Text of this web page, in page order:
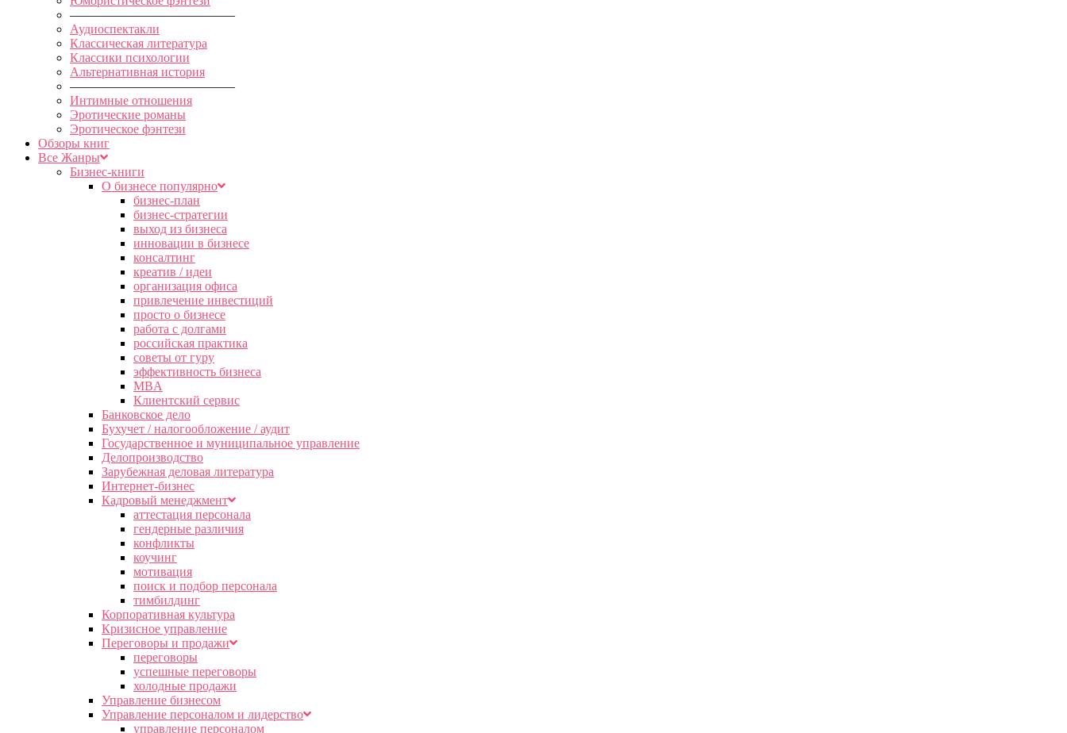
—————————————
Аудиоспектакли
Классическая литература
Классики психологии
Альтернативная история
—————————————
Интимные отношения
Эротические романы
Эротическое фэнтези
Обзоры книг
Все Жанры
Бизнес-книги
О бизнесе популярно
бизнес-план
бизнес-стратегии
выход из бизнеса
инновации в бизнесе
консалтинг
креатив / идеи
организация офиса
привлечение инвестиций
просто о бизнесе
работа с долгами
российская практика
советы от гуру
эффективность бизнеса
MBA
Клиентский сервис
Банковское дело
Бухучет / налогообложение / аудит
Государственное и муниципальное управление
Делопроизводство
Зарубежная деловая литература
Интернет-бизнес
Кадровый менеджмент
аттестация персонала
гендерные различия
конфликты
коучинг
мотивация
поиск и подбор персонала
тимбилдинг
Корпоративная культура
Кризисное управление
Переговоры и продажи
переговоры
успешные переговоры
холодные продажи
Управление бизнесом
Управление персоналом и лидерство
управление персоналом